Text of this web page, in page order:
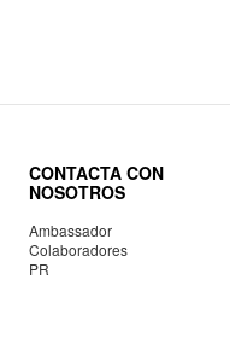
CONTACTA CON
NOSOTROS
Ambassador
Colaboradores
PR